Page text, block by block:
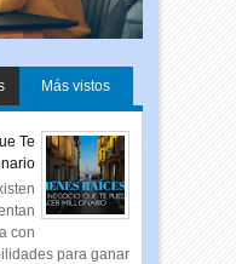
Más vistos
Te
con
para ganar